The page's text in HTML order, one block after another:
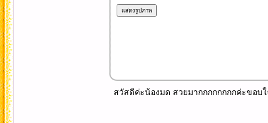
สวัสดีค่ะน้องมด สวยมากกกกกกกกค่ะขอบใ